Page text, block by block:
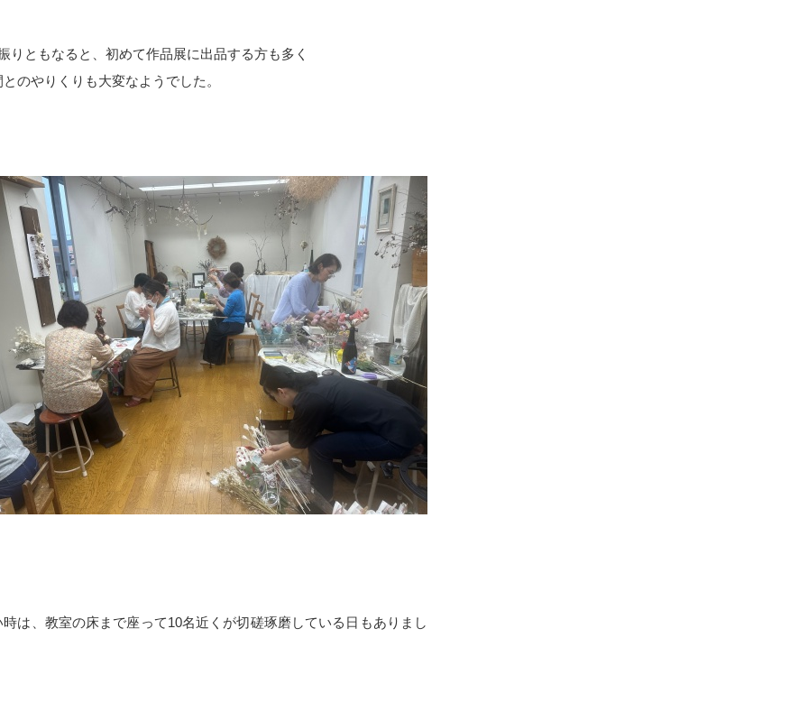
りともなると、初めて作品展に出品する方も多く
のやりくりも大変なようでした。
時は、教室の床まで座って10名近くが切磋琢磨している日もありまし